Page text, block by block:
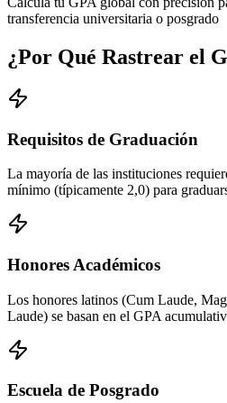
transferencia universitaria o posgrado
¿Por Qué Rastrear el
Requisitos de Graduación
La mayoría de las instituciones
mínimo (típicamente 2,0) para
Honores Académicos
Los honores latinos (Cum Laude,
Laude) se basan en el GPA
Escuela de Posgrado